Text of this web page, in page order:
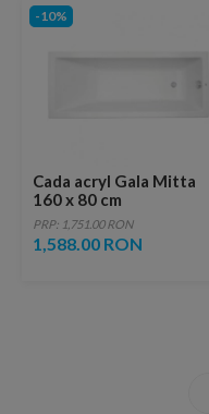
-10%
Cada acryl Gala Mitta
160 x 80 cm
PRP: 1,751.00 RON
1,588.00 RON